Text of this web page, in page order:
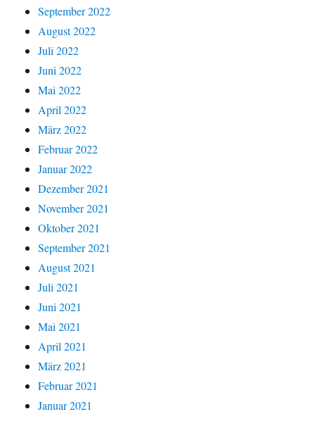
September 2022
August 2022
Juli 2022
Juni 2022
Mai 2022
April 2022
März 2022
Februar 2022
Januar 2022
Dezember 2021
November 2021
Oktober 2021
September 2021
August 2021
Juli 2021
Juni 2021
Mai 2021
April 2021
März 2021
Februar 2021
Januar 2021